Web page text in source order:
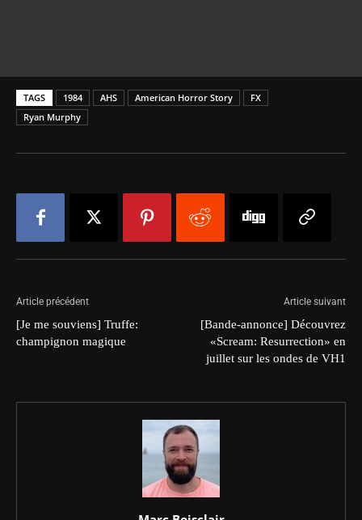
TAGS 1984 AHS American Horror Story
FX
Ryan Murphy
Article précédent
[Je me souviens] Truffe:
champignon magique
Article suivant
[Bande-annonce] Découvrez
«Scream: Resurrection» en
juillet sur les ondes de VH1